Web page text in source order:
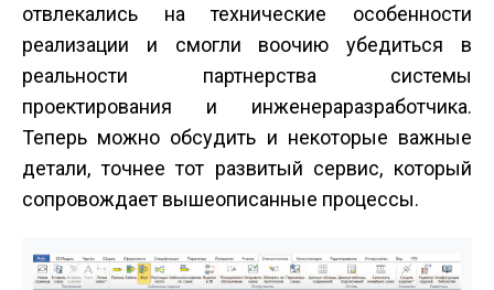
отвлекались на технические особенности
реализации и смогли воочию убедиться в
реальности партнерства системы
проектирования и инженера­разработчика.
Теперь можно обсудить и некоторые важные
детали, точнее тот развитый сервис, который
сопровождает вышеописанные процессы.